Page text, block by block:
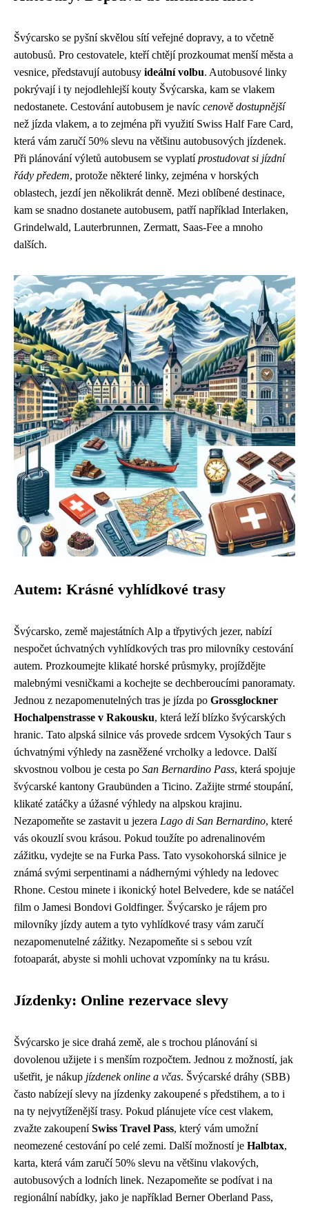
Švýcarsko se pyšní skvělou sítí veřejné dopravy, a to včetně
autobusů. Pro cestovatele, kteří chtějí prozkoumat menší města a
vesnice, představují autobusy ideální volbu. Autobusové linky
pokrývají i ty nejodlehlejší kouty Švýcarska, kam se vlakem
nedostanete. Cestování autobusem je navíc cenově dostupnější
než jízda vlakem, a to zejména při využití Swiss Half Fare Card,
která vám zaručí 50% slevu na většinu autobusových jízdenek.
Při plánování výletů autobusem se vyplatíprostudovat si jízdní
řády předem, protože některé linky, zejména v horských
oblastech, jezdí jen několikrát denně. Mezi oblíbené destinace,
kam se snadno dostanete autobusem, patří například Interlaken,
Grindelwald, Lauterbrunnen, Zermatt, Saas-Fee a mnoho
dalších.
Autem: Krásné vyhlídkové trasy
Švýcarsko, země majestátních Alp a třpytivých jezer, nabízí
nespočet úchvatných vyhlídkových tras pro milovníky cestování
autem. Prozkoumejte klikaté horské průsmyky, projíždějte
malebnými vesničkami a kochejte se dechberoucími panoramaty.
Jednou z nezapomenutelných tras je jízda po Grossglockner
Hochalpenstrasse v Rakousku, která leží blízko švýcarských
hranic. Tato alpská silnice vás provede srdcem Vysokých Taur s
úchvatnými výhledy na zasněžené vrcholky a ledovce. Další
skvostnou volbou je cesta po San Bernardino Pass, která spojuje
švýcarské kantony Graubünden a Ticino. Zažijte strmé stoupání,
klikaté zatáčky a úžasné výhledy na alpskou krajinu.
Nezapomeňte se zastavit u jezera Lago di San Bernardino, které
vás okouzlí svou krásou. Pokud toužíte po adrenalinovém
zážitku, vydejte se na Furka Pass. Tato vysokohorská silnice je
známá svými serpentinami a nádhernými výhledy na ledovec
Rhone. Cestou minete i ikonický hotel Belvedere, kde se natáčel
film o Jamesi Bondovi Goldfinger. Švýcarsko je rájem pro
milovníky jízdy autem a tyto vyhlídkové trasy vám zaručí
nezapomenutelné zážitky. Nezapomeňte si s sebou vzít
fotoaparát, abyste si mohli uchovat vzpomínky na tu krásu.
Jízdenky: Online rezervace slevy
Švýcarsko je sice drahá země, ale s trochou plánování si
dovolenou užijete i s menším rozpočtem. Jednou z možností, jak
ušetřit, je nákup jízdenek online a včas. Švýcarské dráhy (SBB)
často nabízejí slevy na jízdenky zakoupené s předstihem, a to i
na ty nejvytíženější trasy. Pokud plánujete více cest vlakem,
zvažte zakoupeníSwiss Travel Pass, který vám umožní
neomezené cestování po celé zemi. Další možností je Halbtax,
karta, která vám zaručí 50% slevu na většinu vlakových,
autobusových a lodních linek. Nezapomeňte se podívat i na
regionální nabídky, jako je například Berner Oberland Pass,